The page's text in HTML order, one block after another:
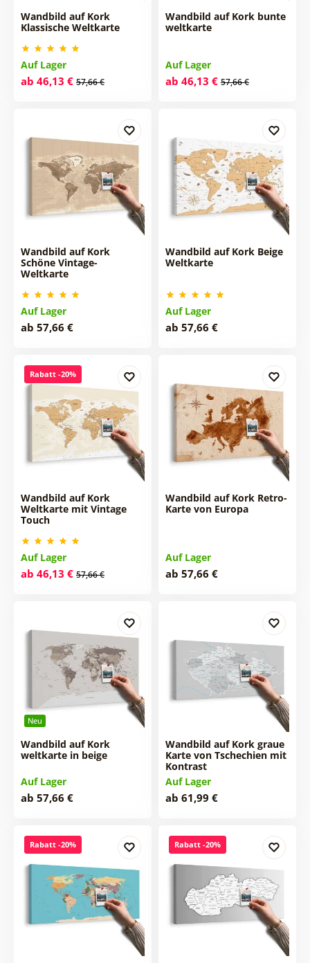
Wandbild auf Kork
Klassische Weltkarte
Auf Lager
ab 46,13 € 57,66 €
Wandbild auf Kork bunte
weltkarte
Auf Lager
ab 46,13 € 57,66 €
Wandbild auf Kork
Schöne Vintage-
Weltkarte
Auf Lager
ab 57,66 €
Wandbild auf Kork Beige
Weltkarte
Auf Lager
ab 57,66 €
Rabatt -20%
Wandbild auf Kork
Weltkarte mit Vintage
Touch
Auf Lager
ab 46,13 € 57,66 €
Wandbild auf Kork Retro-
Karte von Europa
Auf Lager
ab 57,66 €
Neu
Wandbild auf Kork
weltkarte in beige
Auf Lager
ab 57,66 €
Wandbild auf Kork graue
Karte von Tschechien mit
Kontrast
Auf Lager
ab 61,99 €
Rabatt -20% Rabatt -20%